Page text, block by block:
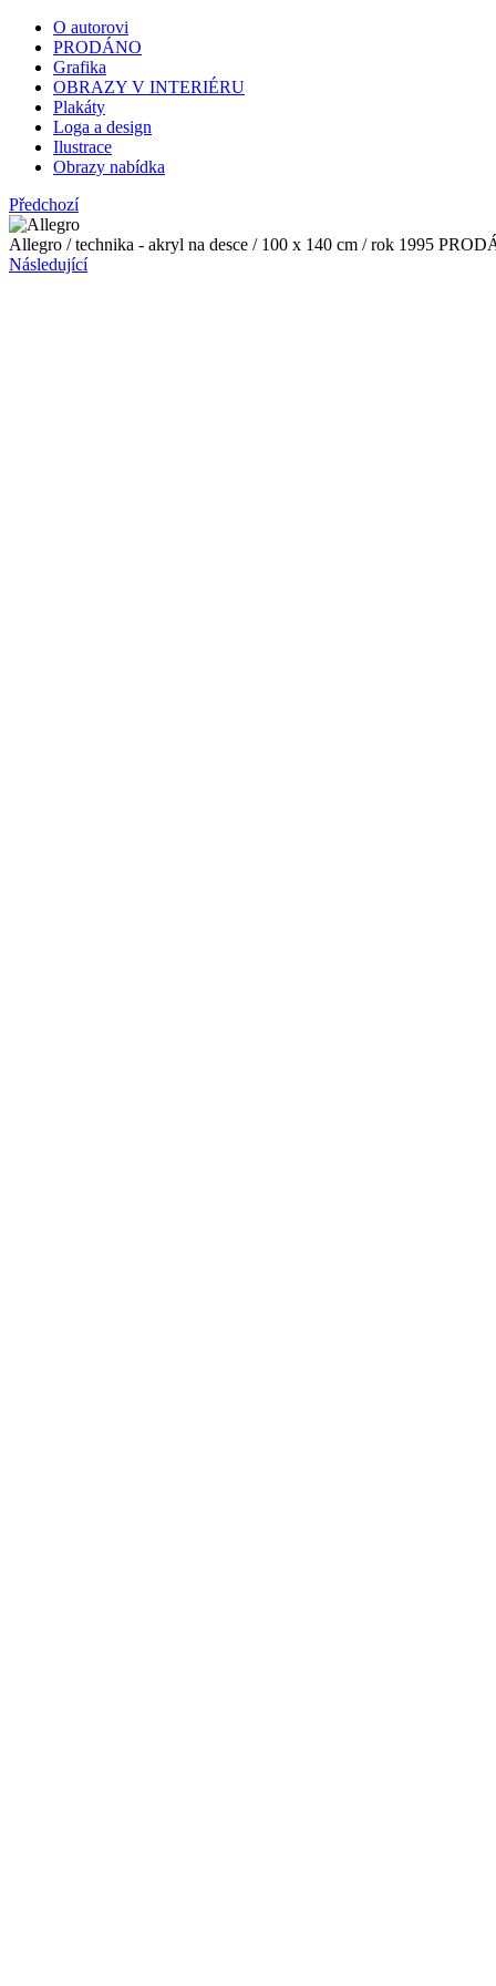
O autorovi
PRODÁNO
Grafika
OBRAZY V INTERIÉRU
Plakáty
Loga a design
Ilustrace
Obrazy nabídka
Předchozí
Allegro / technika - akryl na desce / 100 x 140 cm / rok 1995
Následující